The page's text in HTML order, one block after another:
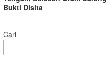
Bukti Disita
Cari